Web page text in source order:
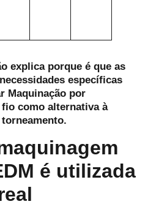
explica porque é que as
específicas
Maquinação por
fio como alternativa à
é utilizada